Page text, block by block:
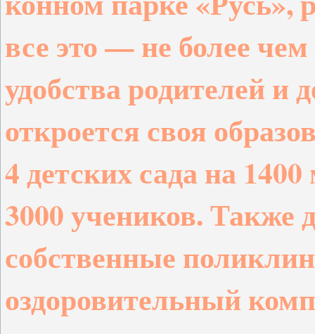
все это — не более
удобства родителей и
откроется своя
4 детских сада на
3000 учеников. Также
собственные
оздоровительный